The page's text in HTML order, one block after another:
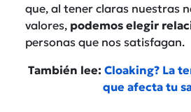
que, al tener claras nuestras
valores, podemos elegir
personas que nos satisfagan.
También lee: Cloaking? La
que afecta tu